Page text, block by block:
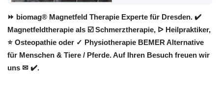
⏩ biomag® Magnetfeld Therapie Experte für Dresden. ✔️
Magnetfeldtherapie als ☑️ Schmerztherapie, ᐅ Heilpraktiker,
⭐ Osteopathie oder ✓ Physiotherapie BEMER Alternative
für Menschen & Tiere / Pferde. Auf Ihren Besuch freuen wir
uns ✉ ✔️.